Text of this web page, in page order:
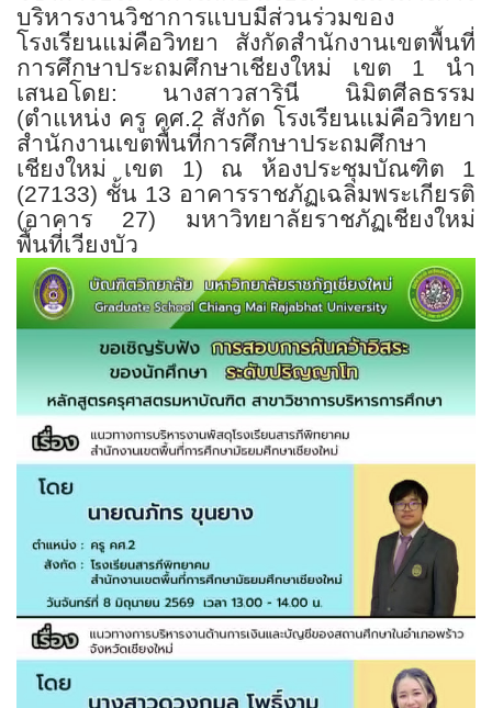
บริหารงานวิชาการแบบมีส่วนร่วมของ
โรงเรียนแม่คือวิทยา สังกัดสำนักงานเขตพื้นที่
การศึกษาประถมศึกษาเชียงใหม่ เขต 1 นำ
เสนอโดย: นางสาวสารินี นิมิตศีลธรรม
(ตำแหน่ง ครู คศ.2 สังกัด โรงเรียนแม่คือวิทยา
สำนักงานเขตพื้นที่การศึกษาประถมศึกษา
เชียงใหม่ เขต 1) ณ ห้องประชุมบัณฑิต 1
(27133) ชั้น 13 อาคารราชภัฏเฉลิมพระเกียรติ
(อาคาร 27) มหาวิทยาลัยราชภัฏเชียงใหม่
พื้นที่เวียงบัว